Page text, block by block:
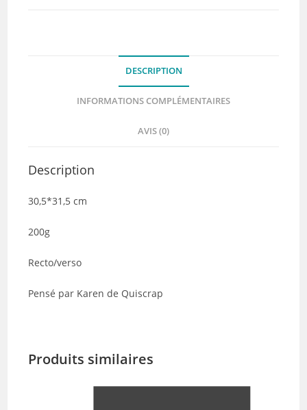
DESCRIPTION
INFORMATIONS COMPLÉMENTAIRES
AVIS (0)
Description
30,5*31,5 cm
200g
Recto/verso
Pensé par Karen de Quiscrap
Produits similaires